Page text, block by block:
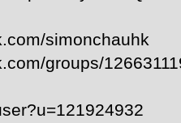
simonchauhk
groups/